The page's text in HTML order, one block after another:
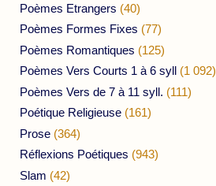
Poèmes Etrangers (40)
Poèmes Formes Fixes (77)
Poèmes Romantiques (125)
Poèmes Vers Courts 1 à 6 syll (1 092)
Poèmes Vers de 7 à 11 syll. (111)
Poétique Religieuse (161)
Prose (364)
Réflexions Poétiques (943)
Slam (42)